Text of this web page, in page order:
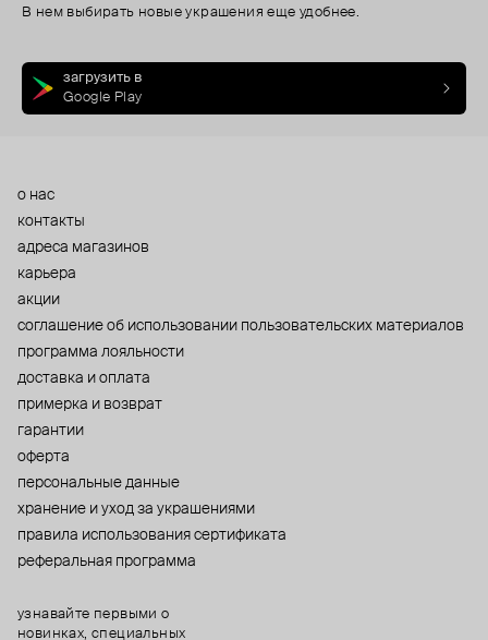
В нем выбирать новые украшения еще удобнее.
загрузить в
Google Play
о нас
контакты
адреса магазинов
карьера
акции
cоглашение об использовании пользовательских материалов
программа лояльности
доставка и оплата
примерка и возврат
гарантии
оферта
персональные данные
хранение и уход за украшениями
правила использования сертификата
реферальная программа
узнавайте первыми о
новинках, специальных